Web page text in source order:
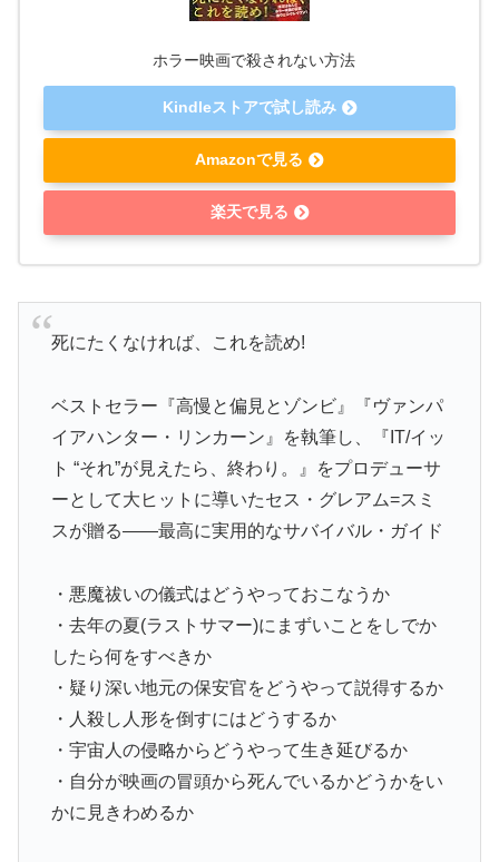
ホラー映画で殺されない方法
Kindleストアで試し読み
Amazonで見る
楽天で見る
死にたくなければ、これを読め!
ベストセラー『高慢と偏見とゾンビ』『ヴァンパ
イアハンター・リンカーン』を執筆し、『IT/イッ
ト “それ”が見えたら、終わり。』をプロデューサ
ーとして大ヒットに導いたセス・グレアム=スミ
スが贈る――最高に実用的なサバイバル・ガイド
・悪魔祓いの儀式はどうやっておこなうか
・去年の夏(ラストサマー)にまずいことをしでか
したら何をすべきか
・疑り深い地元の保安官をどうやって説得するか
・人殺し人形を倒すにはどうするか
・宇宙人の侵略からどうやって生き延びるか
・自分が映画の冒頭から死んでいるかどうかをい
かに見きわめるか